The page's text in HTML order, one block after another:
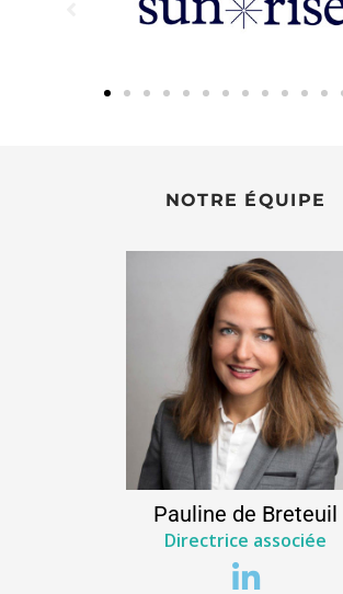
NOTRE ÉQUIPE
Pauline de Breteuil
Directrice associée